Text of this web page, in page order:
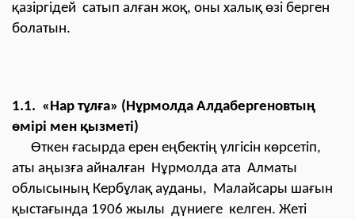
қазіргідей сатып алған жоқ, оны халық өзі берген
болатын.
1.1. «Нар тұлға» (Нұрмолда Алдабергеновтың
өмірі мен қызметі)
Өткен ғасырда ерен еңбектің үлгісін көрсетіп,
аты аңызға айналған Нұрмолда ата Алматы
облысының Кербұлақ ауданы, Малайсары шағын
қыстағында 1906 жылы дүниеге келген. Жеті